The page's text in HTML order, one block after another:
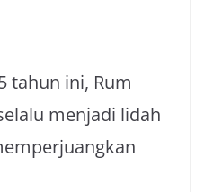
tahun ini, Rum
menjadi lidah